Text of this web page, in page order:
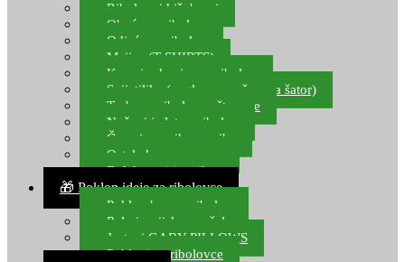
Ribolovni kišobrani
Obuća za ribolov
Odjeća za ribolov
Majice (T-SHIRTS)
Kape i rukavice za ribolov
Svijetiljke (naglavne, ručne, za šator)
Torbe za ribolovne štapove
Noževi i alat za ribolov
Čamci za prihranu ribe
Ostala kamp oprema
Dalekozori i optika
🎁 Poklon ideje za ribolovce
Poklon bon za ribolov
Polarizacijske naočale
Jastuci GABY PILLOWS
Pokloni za ribolovce